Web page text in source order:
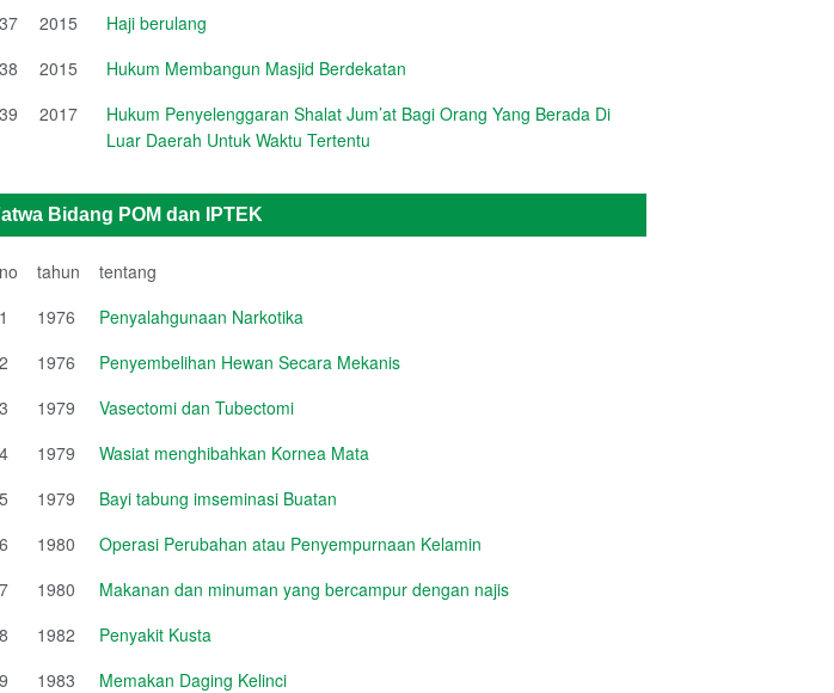
37
2015
Haji berulang
38
2015
Hukum Membangun Masjid Berdekatan
39
2017
Hukum Penyelenggaran Shalat Jum’at Bagi Orang Yang Berada Di
Luar Daerah Untuk Waktu Tertentu
Bidang POM dan IPTEK
no tahun
tentang
1
1976
Penyalahgunaan Narkotika
2
1976
Penyembelihan Hewan Secara Mekanis
3
1979
Vasectomi dan Tubectomi
4
1979
Wasiat menghibahkan Kornea Mata
5
1979
Bayi tabung imseminasi Buatan
6
1980
Operasi Perubahan atau Penyempurnaan Kelamin
7
1980
Makanan dan minuman yang bercampur dengan najis
8
1982
Penyakit Kusta
9
1983
Memakan Daging Kelinci